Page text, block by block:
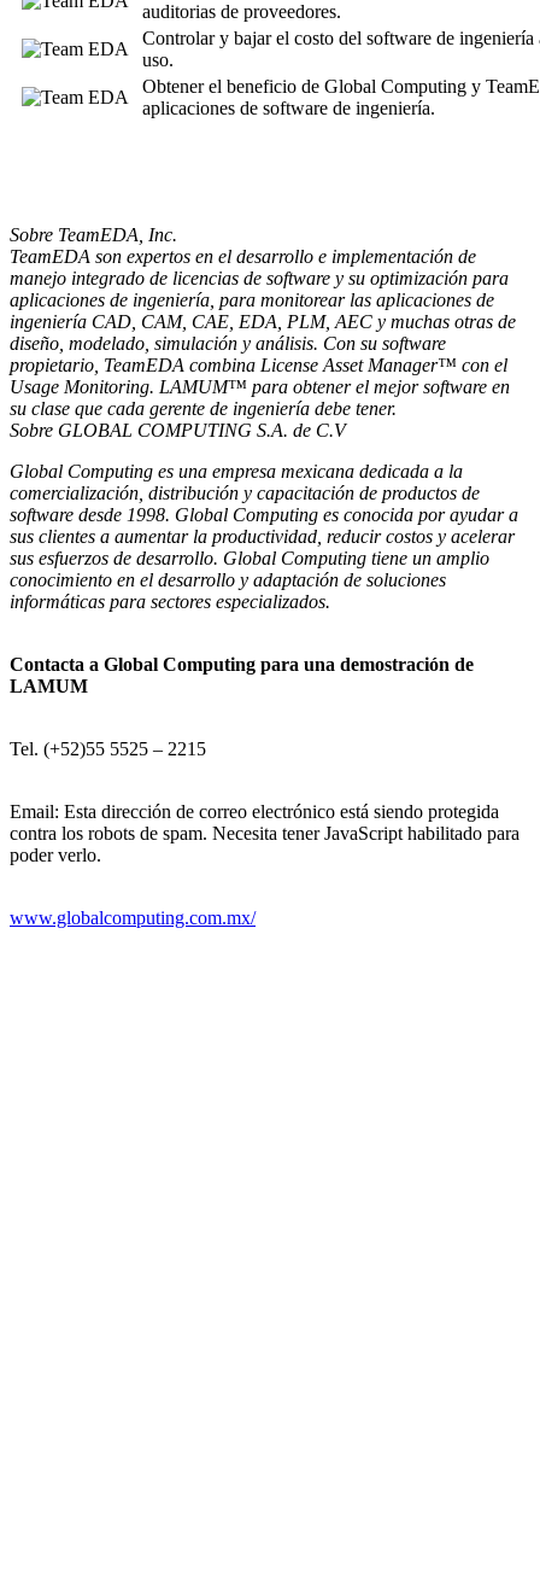
auditorias de proveedores.
Controlar y bajar el costo del software de ingeniería
uso.
Obtener el beneficio de Global Computing y
aplicaciones de software de ingeniería.
Sobre TeamEDA, Inc.
TeamEDA son expertos en el desarrollo e implementación de
manejo integrado de licencias de software y su optimización para
aplicaciones de ingeniería, para monitorear las aplicaciones de
ingeniería CAD, CAM, CAE, EDA, PLM, AEC y muchas otras de
diseño, modelado, simulación y análisis. Con su software
propietario, TeamEDA combina License Asset Manager™ con el
Usage Monitoring. LAMUM™ para obtener el mejor software en
su clase que cada gerente de ingeniería debe tener.
Sobre GLOBAL COMPUTING S.A. de C.V
Global Computing es una empresa mexicana dedicada a la
comercialización, distribución y capacitación de productos de
software desde 1998. Global Computing es conocida por ayudar a
sus clientes a aumentar la productividad, reducir costos y acelerar
sus esfuerzos de desarrollo. Global Computing tiene un amplio
conocimiento en el desarrollo y adaptación de soluciones
informáticas para sectores especializados.
Contacta a Global Computing para una demostración de
LAMUM
Tel. (+52)55 5525 – 2215
Email: Esta dirección de correo electrónico está siendo protegida
contra los robots de spam. Necesita tener JavaScript habilitado para
poder verlo.
www.globalcomputing.com.mx/